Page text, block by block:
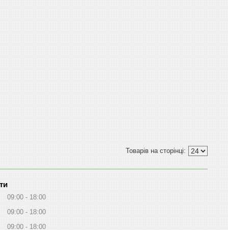
09:00
18:00
09:00
18:00
09:00
18:00